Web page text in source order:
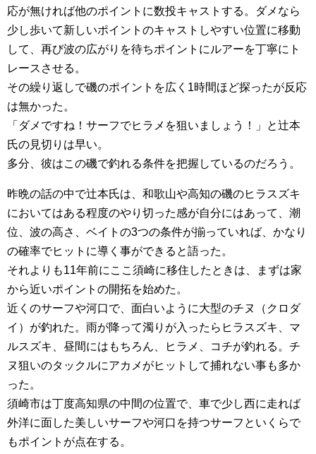
応が無ければ他のポイントに数投キャストする。ダメなら
少し歩いて新しいポイントのキャストしやすい位置に移動
して、再び波の広がりを待ちポイントにルアーを丁寧にト
レースさせる。
その繰り返しで磯のポイントを広く1時間ほど探ったが反応
は無かった。
「ダメですね！サーフでヒラメを狙いましょう！」と辻本
氏の見切りは早い。
多分、彼はこの磯で釣れる条件を把握しているのだろう。
昨晩の話の中で辻本氏は、和歌山や高知の磯のヒラスズキ
においてはある程度のやり切った感が自分にはあって、潮
位、波の高さ、ベイトの3つの条件が揃っていれば、かなり
の確率でヒットに導く事ができると語った。
それよりも11年前にここ須崎に移住したときは、まずは家
から近いポイントの開拓を始めた。
近くのサーフや河口で、面白いように大型のチヌ（クロダ
イ）が釣れた。雨が降って濁りが入ったらヒラスズキ、マ
ルスズキ、昼間にはもちろん、ヒラメ、コチが釣れる。チ
ヌ狙いのタックルにアカメがヒットして捕れない事も多か
った。
須崎市は丁度高知県の中間の位置で、車で少し西に走れば
外洋に面した美しいサーフや河口を持つサーフといくらで
もポイントが点在する。